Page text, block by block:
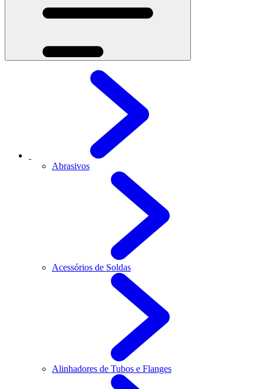
Abrasivos
Acessórios de Soldas
Alinhadores de Tubos e Flanges